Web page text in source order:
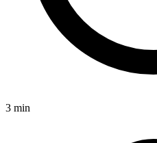
3 min